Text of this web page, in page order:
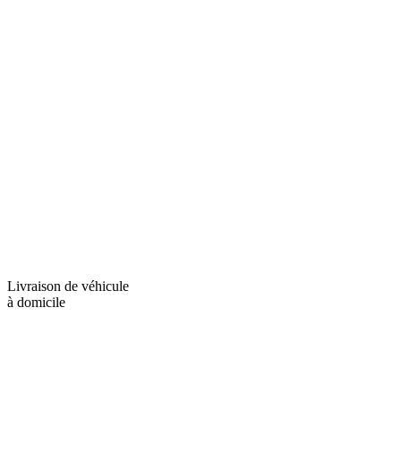
Livraison de véhicule
à domicile